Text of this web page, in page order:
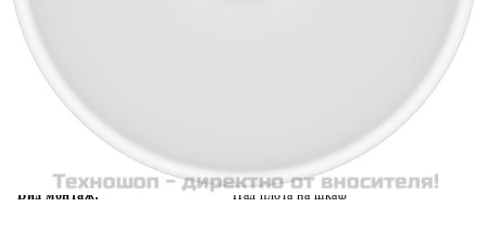
Цвят:
Материал:
Общи размери:
32,5 x 14 см (Диаметър х В)
Диаметър на дренажния отвор:
4,5 см
Вид монтаж:
Над плота на шкаф